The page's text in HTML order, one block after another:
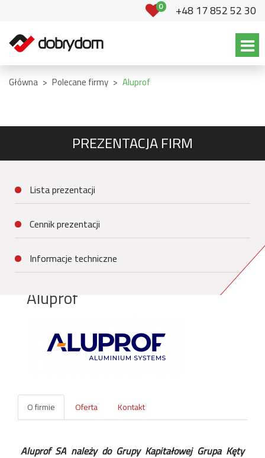
0 +48 17 852 52 30
Główna > Polecane firmy > Aluprof
PREZENTACJA FIRM
Lista prezentacji
Cennik prezentacji
Informacje techniczne
Aluprof
O firmie Oferta Kontakt
Aluprof SA należy do Grupy Kapitałowej Grupa Kęty